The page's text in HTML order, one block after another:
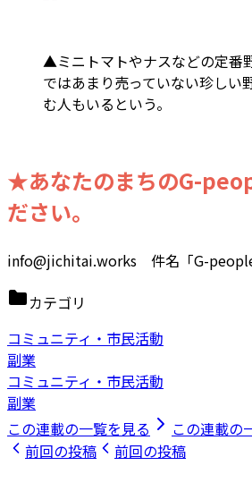
▲ミニトマトやナスなどの定番
ではあまり売っていない珍しい
む人もいるという。
★あなたのまちのG-
ださい。
info@jichitai.works 件名「G-people
カテゴリ
コミュニティ・市民活動
副業
コミュニティ・市民活動
副業
この連載の一覧を見る
この連載の
前回の投稿
前回の投稿